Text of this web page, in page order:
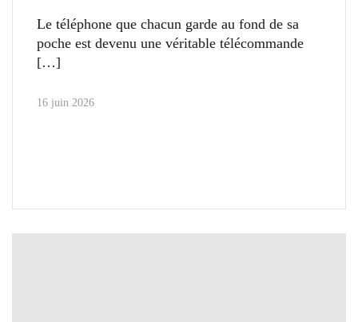
Le téléphone que chacun garde au fond de sa
poche est devenu une véritable télécommande
16 juin 2026